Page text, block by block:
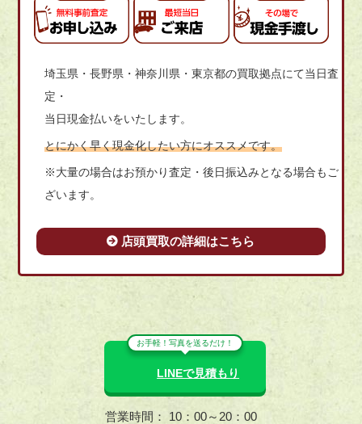
埼玉県・長野県・神奈川県・東京都の買取拠点にて当日査
定・
当日現金払いをいたします。
とにかく早く現金化したい方にオススメです。
※大量の場合はお預かり査定・後日振込みとなる場合もご
ざいます。
店頭買取の詳細はこちら
お手軽！写真を送るだけ！
LINEで見積もり
営業時間： 10：00～20：00